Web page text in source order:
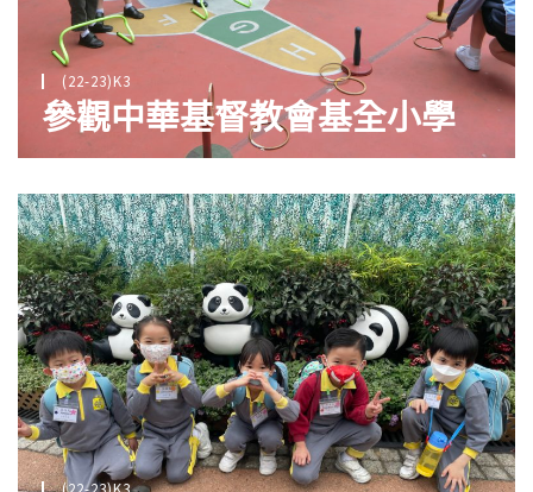
(22-23)K3
參觀中華基督教會基全小學